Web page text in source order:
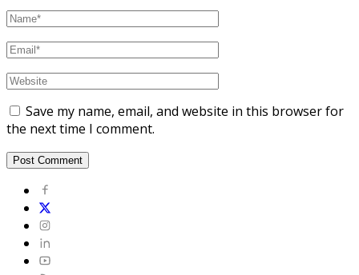
Save my name, email, and website in this browser for
the next time I comment.